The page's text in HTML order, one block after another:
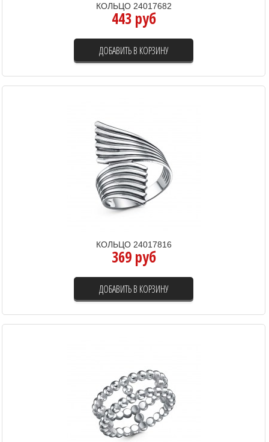
КОЛЬЦО 24017682
443 руб
ДОБАВИТЬ В КОРЗИНУ
КОЛЬЦО 24017816
369 руб
ДОБАВИТЬ В КОРЗИНУ